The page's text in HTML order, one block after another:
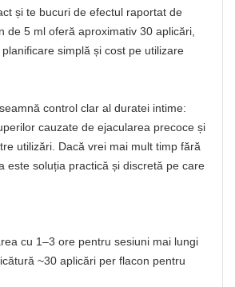
și te bucuri de efectul raportat de
de 5 ml oferă aproximativ 30 aplicări,
simplă și cost pe utilizare
control clar al duratei intime:
cauzate de ejacularea precoce și
utilizări. Dacă vrei mai mult timp fără
este soluția practică și discretă pe care
cu 1–3 ore pentru sesiuni mai lungi
~30 aplicări per flacon pentru